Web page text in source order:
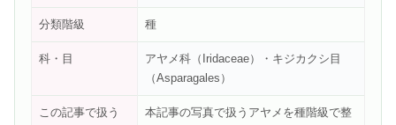
分類階級 種
科・目
アヤメ科（Iridaceae）・キジカクシ目
（Asparagales）
この記事で扱う
本記事の写真で扱うアヤメを種階級で整